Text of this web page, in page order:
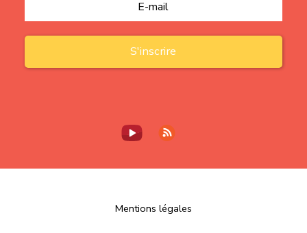
Mentions légales